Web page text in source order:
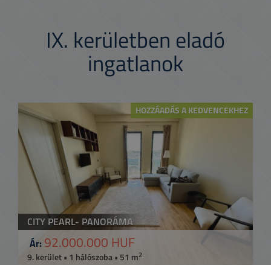
IX. kerületben eladó
ingatlanok
HOZZÁADÁS A KEDVENCEKHEZ
CITY PEARL- PANORÁMA
Ár: 92.000.000 HUF
9. kerület • 1 hálószoba • 51 m2